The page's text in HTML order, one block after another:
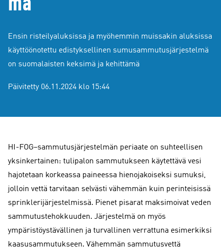
Ensin risteilyaluksissa ja myöhemmin muissakin aluksissa
käyttöönotettu edistyksellinen sumusammutusjärjestelmä
on suomalaisten keksimä ja kehittämä
Päivitetty 06.11.2024 klo 15:44
HI-FOG–sammutusjärjestelmän periaate on suhteellisen
yksinkertainen: tulipalon sammutukseen käytettävä vesi
hajotetaan korkeassa paineessa hienojakoiseksi sumuksi,
jolloin vettä tarvitaan selvästi vähemmän kuin perinteisissä
sprinklerijärjestelmissä. Pienet pisarat maksimoivat veden
sammutustehokkuuden. Järjestelmä on myös
ympäristöystävällinen ja turvallinen verrattuna esimerkiksi
kaasusammutukseen. Vähemmän sammutusvettä